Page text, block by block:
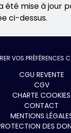
été mise à jour
ci-dessus.
VOS PRÉFÉRENCES
CGU REVENTE
CGV
CHARTE COOKIES
CONTACT
MENTIONS
DES